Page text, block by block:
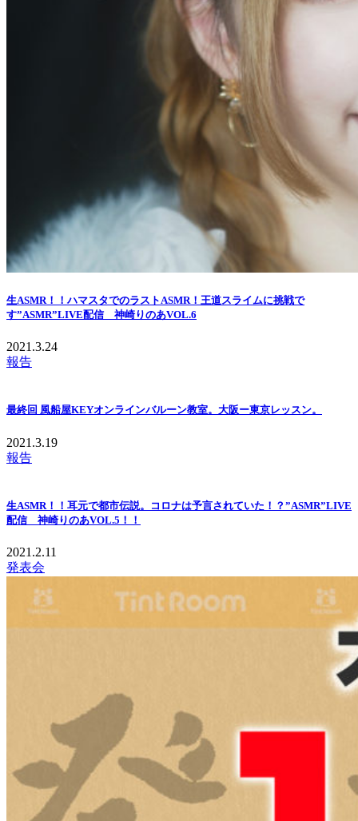
生ASMR！！ハマスタでのラストASMR！王道スライムに挑戦で
す”ASMR”LIVE配信 神崎りのあVOL.6
2021.3.24
報告
最終回 風船屋KEYオンラインバルーン教室。大阪ー東京レッスン。
2021.3.19
報告
生ASMR！！耳元で都市伝説。コロナは予言されていた！？”ASMR”LIVE
配信 神崎りのあVOL.5！！
2021.2.11
発表会